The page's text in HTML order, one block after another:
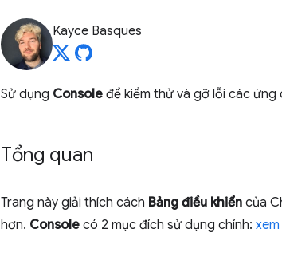
Kayce Basques
Sử dụng Console để kiểm thử và gỡ lỗi các ứng
Tổng quan
Trang này giải thích cách Bảng điều khiển của
hơn. Console có 2 mục đích sử dụng chính: